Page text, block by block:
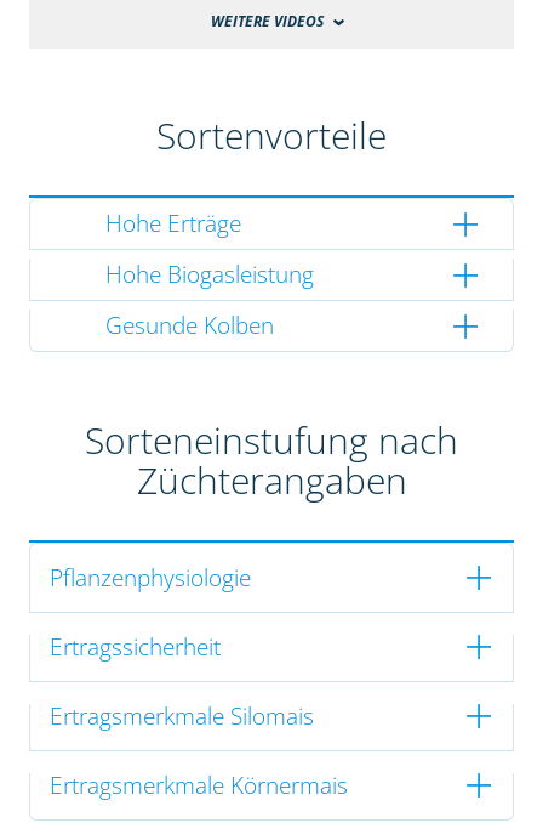
WEITERE VIDEOS
Sortenvorteile
Hohe Erträge
Hohe Biogasleistung
Gesunde Kolben
Sorteneinstufung nach
Züchterangaben
Pflanzenphysiologie
Ertragssicherheit
Ertragsmerkmale Silomais
Ertragsmerkmale Körnermais